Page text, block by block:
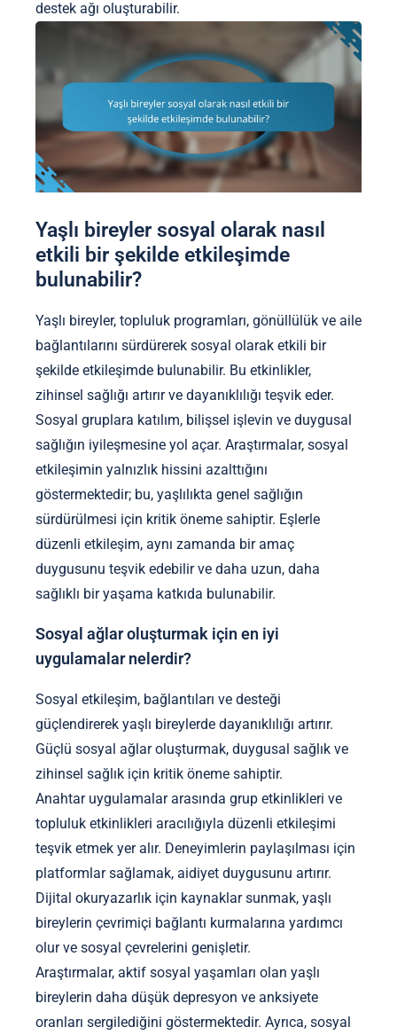
destek ağı oluşturabilir.
Yaşlı bireyler sosyal olarak nasıl
etkili bir şekilde etkileşimde
bulunabilir?
Yaşlı bireyler, topluluk programları, gönüllülük ve aile
bağlantılarını sürdürerek sosyal olarak etkili bir
şekilde etkileşimde bulunabilir. Bu etkinlikler,
zihinsel sağlığı artırır ve dayanıklılığı teşvik eder.
Sosyal gruplara katılım, bilişsel işlevin ve duygusal
sağlığın iyileşmesine yol açar. Araştırmalar, sosyal
etkileşimin yalnızlık hissini azalttığını
göstermektedir; bu, yaşlılıkta genel sağlığın
sürdürülmesi için kritik öneme sahiptir. Eşlerle
düzenli etkileşim, aynı zamanda bir amaç
duygusunu teşvik edebilir ve daha uzun, daha
sağlıklı bir yaşama katkıda bulunabilir.
Sosyal ağlar oluşturmak için en iyi
uygulamalar nelerdir?
Sosyal etkileşim, bağlantıları ve desteği
güçlendirerek yaşlı bireylerde dayanıklılığı artırır.
Güçlü sosyal ağlar oluşturmak, duygusal sağlık ve
zihinsel sağlık için kritik öneme sahiptir.
Anahtar uygulamalar arasında grup etkinlikleri ve
topluluk etkinlikleri aracılığıyla düzenli etkileşimi
teşvik etmek yer alır. Deneyimlerin paylaşılması için
platformlar sağlamak, aidiyet duygusunu artırır.
Dijital okuryazarlık için kaynaklar sunmak, yaşlı
bireylerin çevrimiçi bağlantı kurmalarına yardımcı
olur ve sosyal çevrelerini genişletir.
Araştırmalar, aktif sosyal yaşamları olan yaşlı
bireylerin daha düşük depresyon ve anksiyete
oranları sergilediğini göstermektedir. Ayrıca, sosyal